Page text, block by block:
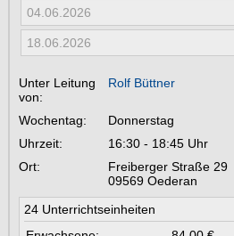
04.06.2026
18.06.2026
Unter Leitung
von:
Rolf Büttner
Wochentag:
Donnerstag
Uhrzeit:
16:30 - 18:45 Uhr
Ort:
Freiberger Straße 29
09569 Oederan
24 Unterrichtseinheiten